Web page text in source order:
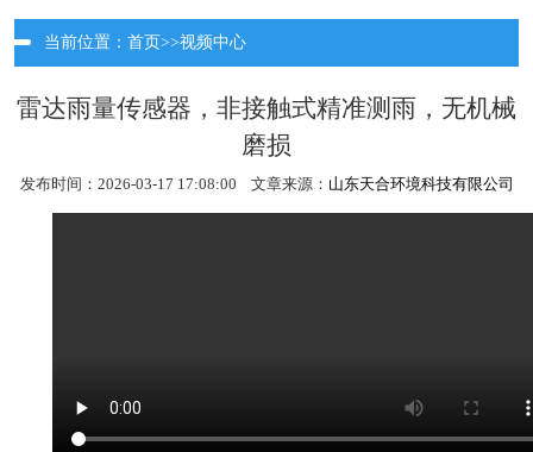
当前位置： 首页>>视频中心
雷达雨量传感器，非接触式精准测雨，无机械
磨损
发布时间：2026-03-17 17:08:00 文章来源： 山东天合环境科技有限公司